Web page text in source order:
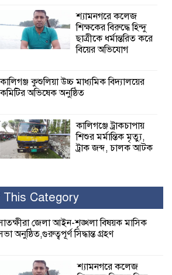
শ্যামনগরে কলেজ
শিক্ষকের বিরুদ্ধে হিন্দু
ছাত্রীকে ধর্মান্তরিত করে
বিয়ের অভিযোগ
কালিগঞ্জ কুশুলিয়া উচ্চ মাধ্যমিক বিদ্যালয়ের
কমিটির অভিষেক অনুষ্ঠিত
কালিগঞ্জে ট্রাকচাপায়
শিশুর মর্মান্তিক মৃত্যু,
ট্রাক জব্দ, চালক আটক
গণঅভ্যুত্থান দিবসে আলোচনা সভা পুরষ্কার
বিতরণ
২৮ জনের সাক্ষ্য শেষ, কাদেরসহ সাতজনের
Category
জেলা আইন-শৃঙ্খলা বিষয়ক মাসিক
অনুষ্ঠিত,গুরুত্বপূর্ণ সিদ্ধান্ত গ্রহণ
শ্যামনগরে কলেজ